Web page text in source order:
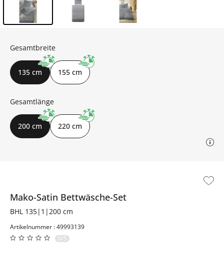
Mako-Satin Bettwäsche-Set
BHL 135|1|200 cm
Artikelnummer : 49993139
0/5
Gesamtbreite
135 cm 155 cm
Gesamtlänge
200 cm 220 cm